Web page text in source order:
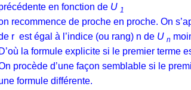
en fonction de U 1
recommence de proche en proche. On
r est égal à l’indice (ou rang) n de U n
D’où la formule explicite si le premier terme
procède d’une façon semblable si le
formule différente.